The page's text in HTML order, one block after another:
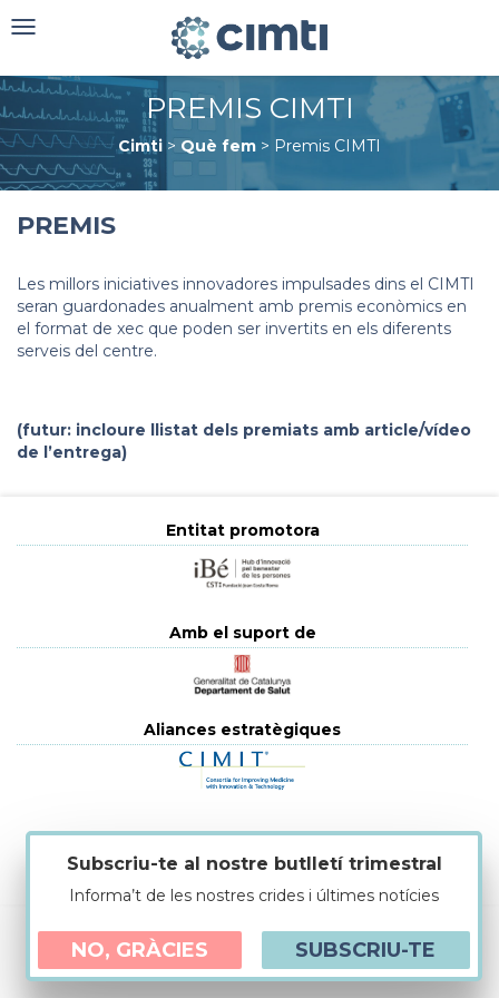
Toggle
PREMIS CIMTI
Cimti > Què fem > Premis CIMTI
PREMIS
Les millors iniciatives innovadores impulsades dins el CIMTI
seran guardonades anualment amb premis econòmics en
el format de xec que poden ser invertits en els diferents
serveis del centre.
(futur: incloure llistat dels premiats amb article/vídeo
de l’entrega)
Entitat promotora
Amb el suport de
Aliances estratègiques
Política de cookies|Avís legal|
Política de protecció de dades
Subscriu-te al nostre butlletí trimestral
Informa’t de les nostres crides i últimes notícies
NO, GRÀCIES SUBSCRIU-TE